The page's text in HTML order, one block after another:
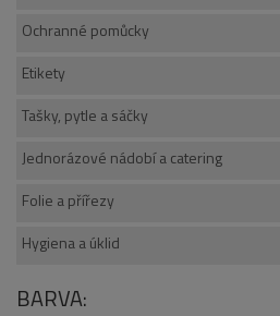
Ochranné pomůcky
Etikety
Tašky, pytle a sáčky
Jednorázové nádobí a catering
Folie a přířezy
Hygiena a úklid
BARVA: